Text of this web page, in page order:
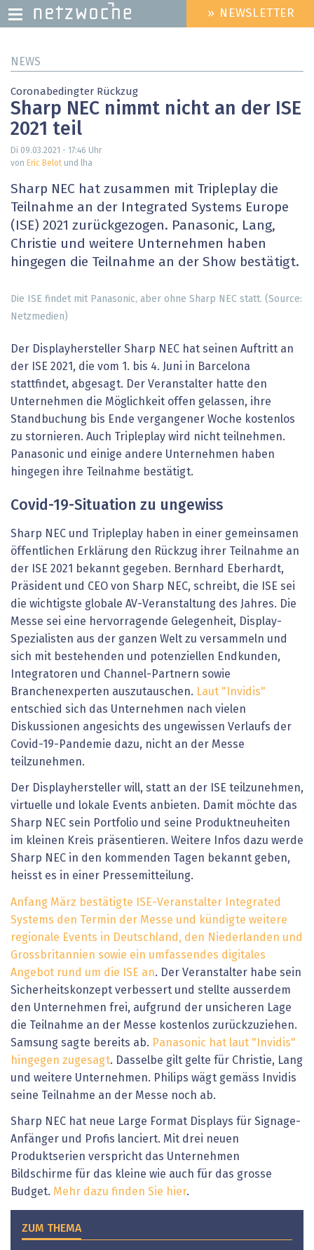
zum
HEADER
MENU
» NEWSLETTER
NEWS
Coronabedingter Rückzug
Sharp NEC nimmt nicht an der ISE
2021 teil
Di 09.03.2021 - 17:46 Uhr
von Eric Belot und lha
Sharp NEC hat zusammen mit Tripleplay die
Teilnahme an der Integrated Systems Europe
(ISE) 2021 zurückgezogen. Panasonic, Lang,
Christie und weitere Unternehmen haben
hingegen die Teilnahme an der Show bestätigt.
Die ISE findet mit Panasonic, aber ohne Sharp NEC statt. (Source:
Netzmedien)
Der Displayhersteller Sharp NEC hat seinen Auftritt an
der ISE 2021, die vom 1. bis 4. Juni in Barcelona
stattfindet, abgesagt. Der Veranstalter hatte den
Unternehmen die Möglichkeit offen gelassen, ihre
Standbuchung bis Ende vergangener Woche kostenlos
zu stornieren. Auch Tripleplay wird nicht teilnehmen.
Panasonic und einige andere Unternehmen haben
hingegen ihre Teilnahme bestätigt.
Covid-19-Situation zu ungewiss
Sharp NEC und Tripleplay haben in einer gemeinsamen
öffentlichen Erklärung den Rückzug ihrer Teilnahme an
der ISE 2021 bekannt gegeben. Bernhard Eberhardt,
Präsident und CEO von Sharp NEC, schreibt, die ISE sei
die wichtigste globale AV-Veranstaltung des Jahres. Die
Messe sei eine hervorragende Gelegenheit, Display-
Spezialisten aus der ganzen Welt zu versammeln und
sich mit bestehenden und potenziellen Endkunden,
Integratoren und Channel-Partnern sowie
Branchenexperten auszutauschen. Laut "Invidis"
entschied sich das Unternehmen nach vielen
Diskussionen angesichts des ungewissen Verlaufs der
Covid-19-Pandemie dazu, nicht an der Messe
teilzunehmen.
Der Displayhersteller will, statt an der ISE teilzunehmen,
virtuelle und lokale Events anbieten. Damit möchte das
Sharp NEC sein Portfolio und seine Produktneuheiten
im kleinen Kreis präsentieren. Weitere Infos dazu werde
Sharp NEC in den kommenden Tagen bekannt geben,
heisst es in einer Pressemitteilung.
Anfang März bestätigte ISE-Veranstalter Integrated
Systems den Termin der Messe und kündigte weitere
regionale Events in Deutschland, den Niederlanden und
Grossbritannien sowie ein umfassendes digitales
Angebot rund um die ISE an. Der Veranstalter habe sein
Sicherheitskonzept verbessert und stellte ausserdem
den Unternehmen frei, aufgrund der unsicheren Lage
die Teilnahme an der Messe kostenlos zurückzuziehen.
Samsung sagte bereits ab. Panasonic hat laut "Invidis"
hingegen zugesagt. Dasselbe gilt gelte für Christie, Lang
und weitere Unternehmen. Philips wägt gemäss Invidis
seine Teilnahme an der Messe noch ab.
Sharp NEC hat neue Large Format Displays für Signage-
Anfänger und Profis lanciert. Mit drei neuen
Produktserien verspricht das Unternehmen
Bildschirme für das kleine wie auch für das grosse
Budget. Mehr dazu finden Sie hier.
ZUM THEMA